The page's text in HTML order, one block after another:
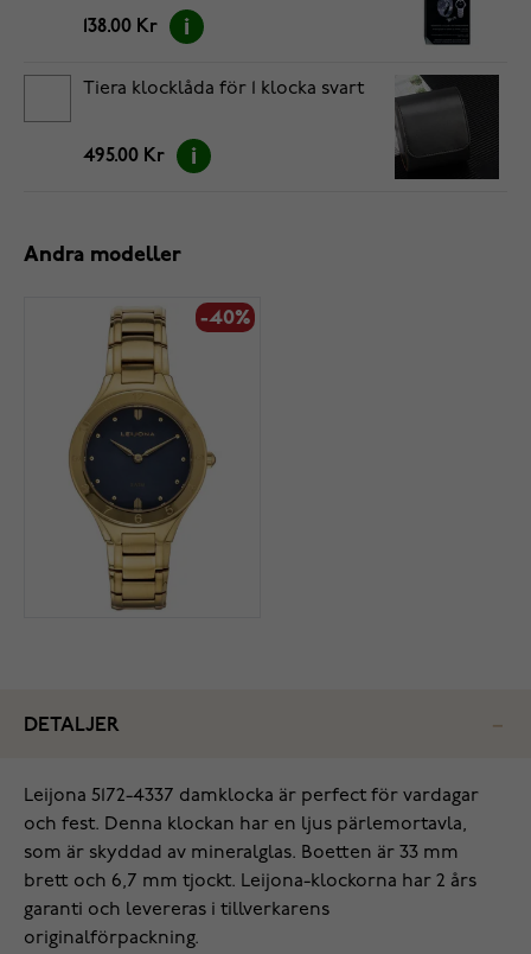
138.00 Kr
Tiera klocklåda för 1 klocka svart
495.00 Kr
Andra modeller
-40%
DETALJER
Leijona 5172-4337 damklocka är perfect för vardagar
och fest. Denna klockan har en ljus pärlemortavla,
som är skyddad av mineralglas. Boetten är 33 mm
brett och 6,7 mm tjockt. Leijona-klockorna har 2 års
garanti och levereras i tillverkarens
originalförpackning.